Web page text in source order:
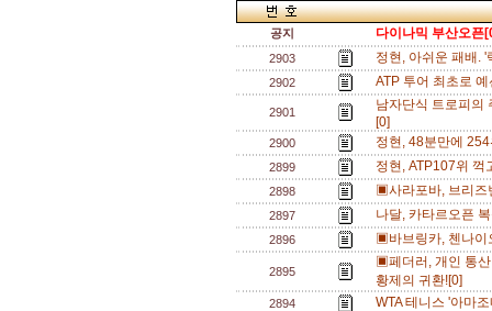
공지 다이나믹 부산오픈
2903 정현, 아쉬운 패배.
2902 ATP 투어 최초로
2901
남자단식 트로피의
[0]
2900 정현, 48분만에
2899 정현, ATP107위
2898 ▣사라포바, 브리즈
2897 나달, 카타르오픈
2896 ▣바브링카, 첸나
2895
▣페더러, 개인 통
황제의 귀환![0]
2894 WTA 테니스 '아마